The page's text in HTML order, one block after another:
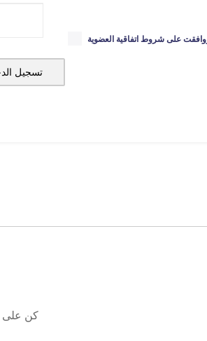
على شروط اتفاقية العضوية
تسجيل
كن على